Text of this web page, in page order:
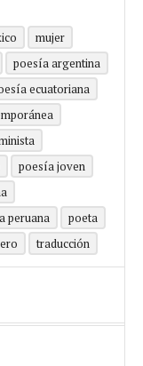
mujer
poesía argentina
ecuatoriana
poesía joven
peruana
poeta
traducción